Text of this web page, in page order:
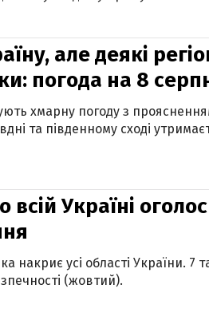
але деякі
погода на 8
хмарну погоду з
та південному сході
всій Україні
накриє усі області України. 7
(жовтий).